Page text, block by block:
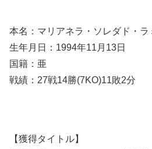
本名：マリアネラ・ソレダド・ラ
生年月日：1994年11月13日
国籍：亜
戦績：27戦14勝(7KO)11敗2分
【獲得タイトル】